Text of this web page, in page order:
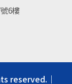
6樓
reserved.｜